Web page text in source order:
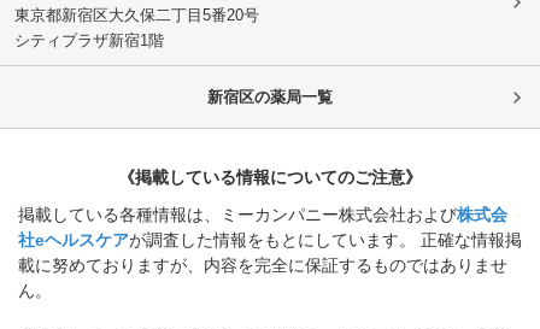
東京都新宿区大久保二丁目5番20号
シティプラザ新宿1階
新宿区の薬局一覧
《掲載している情報についてのご注意》
掲載している各種情報は、ミーカンパニー株式会社および株式会
社eヘルスケアが調査した情報をもとにしています。 正確な情報掲
載に努めておりますが、内容を完全に保証するものではありませ
ん。